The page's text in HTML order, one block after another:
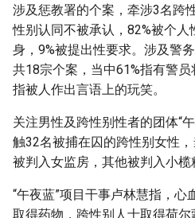
涉及惩教署的个案，牵涉3名跨
性别认同不被承认，82%被个
身，9%被提出性要求。涉及警
共18宗个案，当中61%指有警
指被人作出言语上的玩笑。
关注男性及跨性别性者的团体“
触32名被捕在囚的跨性别女性
被判入女监房，其他被判入小榄
“午夜蓝”项目干事卢林慧指，心
取得药物，跨性别人士取得荷